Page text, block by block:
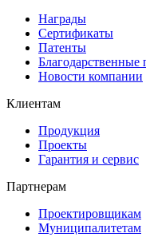
Награды
Сертификаты
Патенты
Благодарственные
Новости компании
Клиентам
Продукция
Проекты
Гарантия и сервис
Партнерам
Проектировщикам
Муниципалитетам